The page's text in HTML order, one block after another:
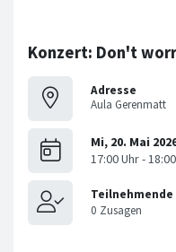
Konzert: Don't
Adresse
Aula Gerenmatt